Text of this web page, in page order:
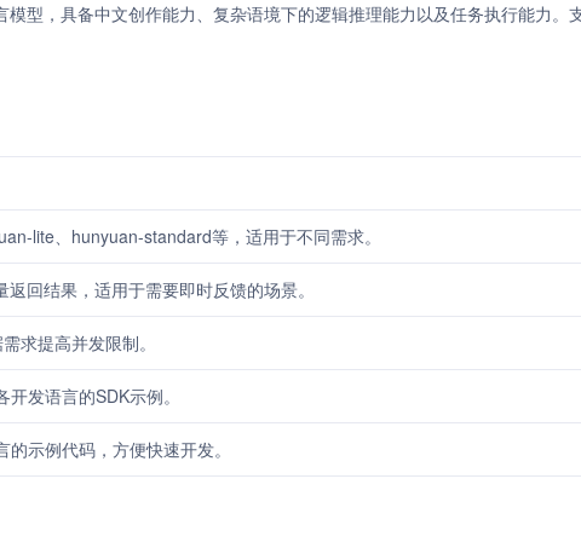
型，具备中文创作能力、复杂语境下的逻辑推理能力以及任务执行能力。
lite、hunyuan-standard等，适用于不同需求。
回结果，适用于需要即时反馈的场景。
求提高并发限制。
发语言的SDK示例。
示例代码，方便快速开发。